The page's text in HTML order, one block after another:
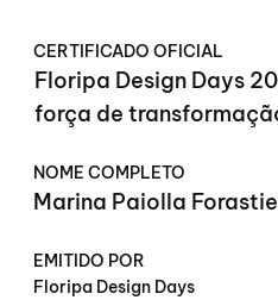
CERTIFICADO OFICIAL
Floripa Design Days
força de
NOME COMPLETO
Marina Paiolla
EMITIDO POR
Floripa Design Days